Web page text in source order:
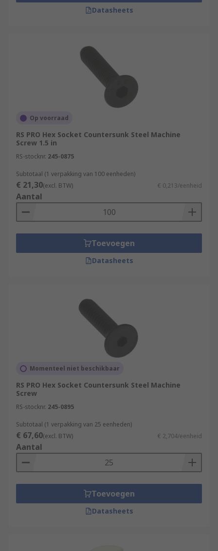
Datasheets
Op voorraad
RS PRO Hex Socket Countersunk Steel Machine
Screw 1.5 in
RS-stocknr. 245-0875
Subtotaal (1 verpakking van 100 eenheden)
€ 21,30(excl. BTW) € 0,213/eenheid
Aantal
Toevoegen
Datasheets
Momenteel niet beschikbaar
RS PRO Hex Socket Countersunk Steel Machine
Screw
RS-stocknr. 245-0895
Subtotaal (1 verpakking van 25 eenheden)
€ 67,60(excl. BTW) € 2,704/eenheid
Aantal
Toevoegen
Datasheets